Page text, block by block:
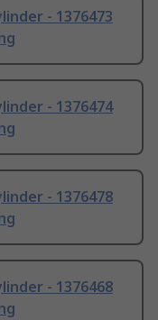
- 1376473
- 1376474
- 1376478
- 1376468